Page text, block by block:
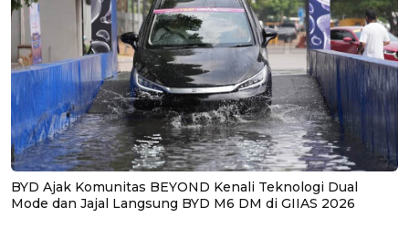
BYD Ajak Komunitas BEYOND Kenali Teknologi Dual
Mode dan Jajal Langsung BYD M6 DM di GIIAS 2026